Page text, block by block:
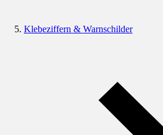
Klebeziffern & Warnschilder